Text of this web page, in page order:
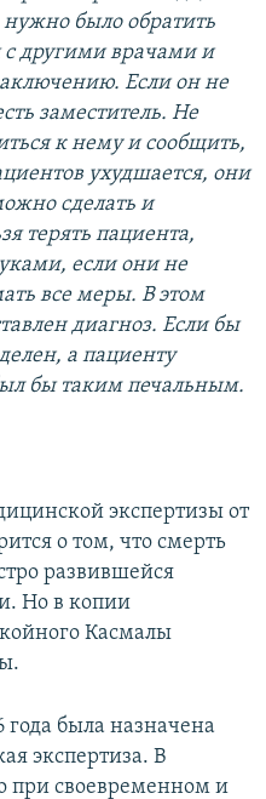
нужно было обратить
с другими врачами и
Если он не
заместитель. Не
к нему и сообщить,
ухудшается, они
сделать и
терять пациента,
если они не
все меры. В этом
диагноз. Если бы
а пациенту
бы таким печальным.
экспертизы от
о том, что смерть
развившейся
Но в копии
Касмалы
года была назначена
экспертиза. В
при своевременном и